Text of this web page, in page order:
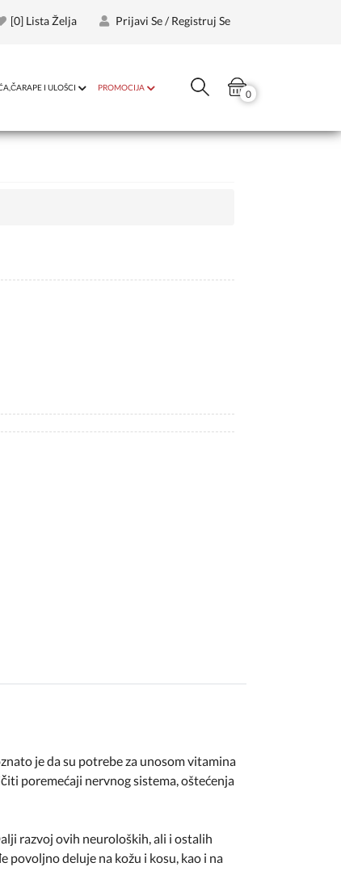
[0] Lista Želja Prijavi Se / Registruj Se
I ULOŠCI PROMOCIJA
0
je da su potrebe za unosom vitamina
poremećaji nervnog sistema, oštećenja
razvoj ovih neuroloških, ali i ostalih
povoljno deluje na kožu i kosu, kao i na